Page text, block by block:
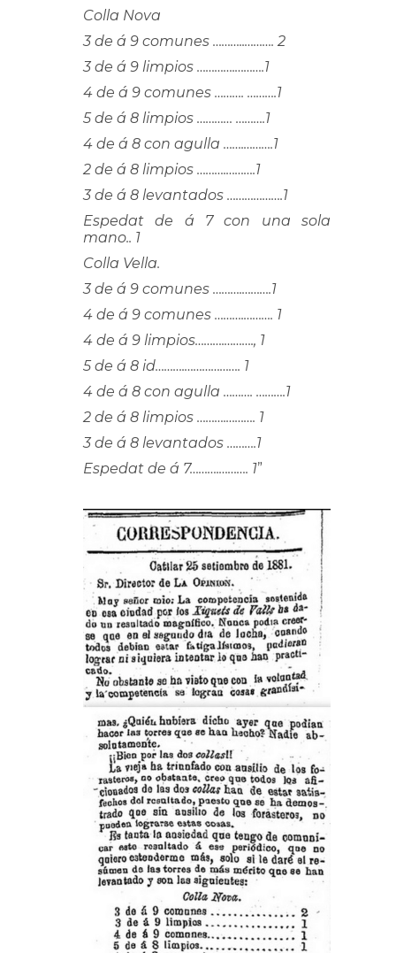
Colla Nova
3 de á 9 comunes ………..………. 2
3 de á 9 limpios ………….……….1
4 de á 9 comunes ………. ……….1
5 de á 8 limpios ………… ……….1
4 de á 8 con agulla …….……….1
2 de á 8 limpios ……….……….1
3 de á 8 levantados ……………….1
Espedat de á 7 con una sola
mano.. 1
Colla Vella.
3 de á 9 comunes ……….……….1
4 de á 9 comunes ……….………. 1
4 de á 9 limpios……….………., 1
5 de á 8 id……….………………. 1
4 de á 8 con agulla ………. ……….1
2 de á 8 limpios ……….………. 1
3 de á 8 levantados ……….1
Espedat de á 7……….………. 1”